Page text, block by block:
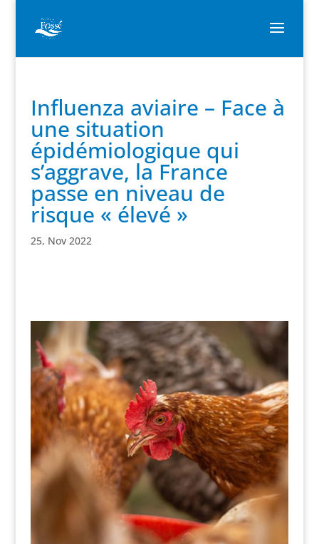
Influenza aviaire – Face à
une situation
épidémiologique qui
s’aggrave, la France
passe en niveau de
risque « élevé »
25, Nov 2022